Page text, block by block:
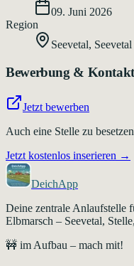
09. Juni 2026
Region
Seevetal, Seevetal
Bewerbung & Kontakt
Jetzt bewerben
Auch eine Stelle zu
Jetzt kostenlos inserieren →
DeichApp
Deine zentrale Anlaufstelle
Elbmarsch – Seevetal,
🚧 im Aufbau – mach mit!